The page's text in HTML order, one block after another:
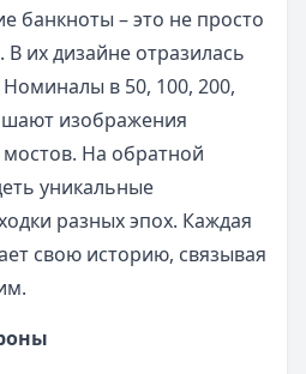
банкноты – это не просто
В их дизайне отразилась
в 50, 100, 200,
изображения
На обратной
уникальные
разных эпох. Каждая
свою историю, связывая